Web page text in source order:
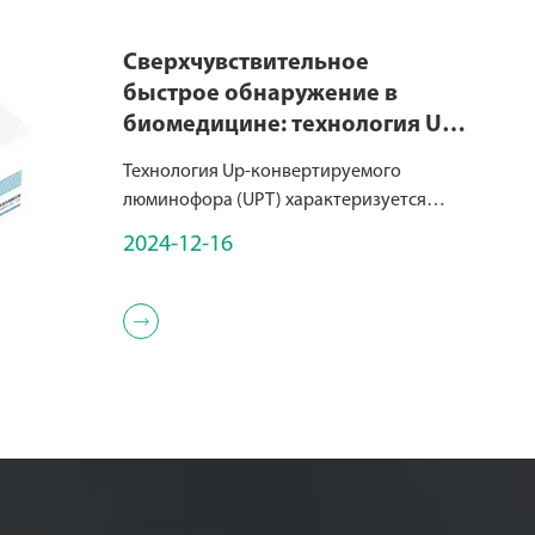
Сверхчувствительное
быстрое обнаружение в
биомедицине: технология Up-
Технология Up-конвертируемого
люминофора (UPT) характеризуется
лантаноиды, скандий (Sc), иттрий (Y) и
другие вещества.
2024-12-16
